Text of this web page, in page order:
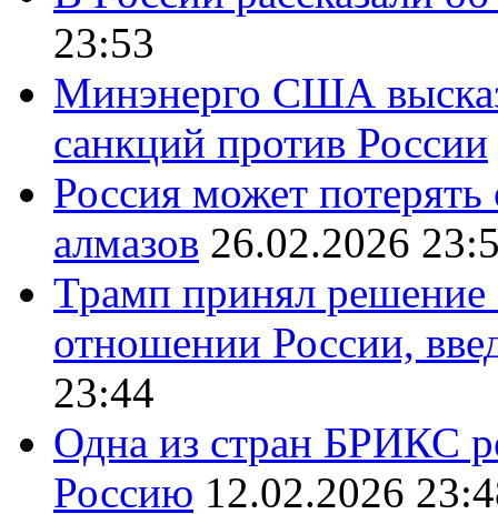
23:53
Минэнерго США
санкций против России
Россия может
алмазов 26.02.2026
Трамп принял решение
отношении России,
23:44
Одна из стран БРИКС
Россию 12.02.2026